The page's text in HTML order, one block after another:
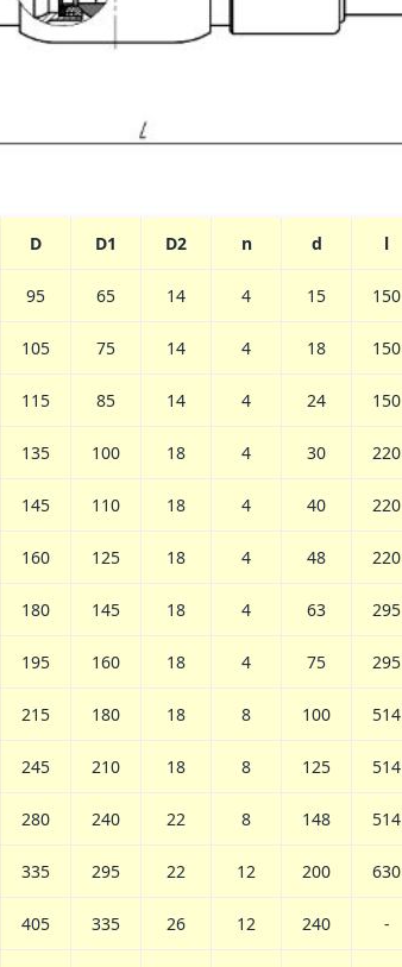
D D1 D2 n d l
95 65 14 4 15 150
105 75 14 4 18 150
115 85 14 4 24 150
135 100 18 4 30 220
145 110 18 4 40 220
160 125 18 4 48 220
180 145 18 4 63 295
195 160 18 4 75 295
215 180 18 8 100 514
245 210 18 8 125 514
280 240 22 8 148 514
335 295 22 12 200 630
405 335 26 12 240 -